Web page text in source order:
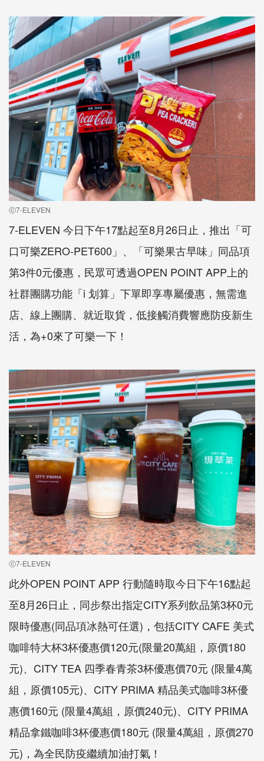
ⓒ7-ELEVEN
7-ELEVEN 今日下午17點起至8月26日止，推出「可
口可樂ZERO-PET600」、「可樂果古早味」同品項
第3件0元優惠，民眾可透過OPEN POINT APP上的
社群團購功能「i 划算」下單即享專屬優惠，無需進
店、線上團購、就近取貨，低接觸消費響應防疫新生
活，為+0來了可樂一下！
ⓒ7-ELEVEN
此外OPEN POINT APP 行動隨時取今日下午16點起
至8月26日止，同步祭出指定CITY系列飲品第3杯0元
限時優惠(同品項冰熱可任選)，包括CITY CAFE 美式
咖啡特大杯3杯優惠價120元(限量20萬組，原價180
元)、CITY TEA 四季春青茶3杯優惠價70元 (限量4萬
組，原價105元)、CITY PRIMA 精品美式咖啡3杯優
惠價160元 (限量4萬組，原價240元)、CITY PRIMA
精品拿鐵咖啡3杯優惠價180元 (限量4萬組，原價270
元)，為全民防疫繼續加油打氣！